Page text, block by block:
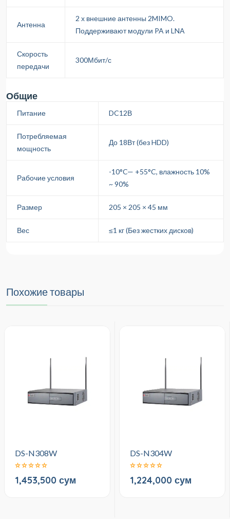
Антенна
2 х внешние антенны 2MIMO.
Поддерживают модули PA и LNA
Скорость
передачи
300Мбит/с
Общие
Питание DC12В
Потребляемая
мощность
До 18Вт (без HDD)
Рабочие условия
-10°C— +55°C, влажность 10%
~ 90%
Размер 205 × 205 × 45 мм
Вес ≤1 кг (Без жестких дисков)
Похожие товары
DS-N308W
1,453,500 сум
DS-N304W
1,224,000 сум